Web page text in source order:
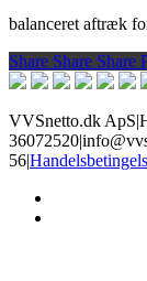
balanceret aftræk
Share
Share Share Share
VVSnetto.dk ApS|
36072520|
56|